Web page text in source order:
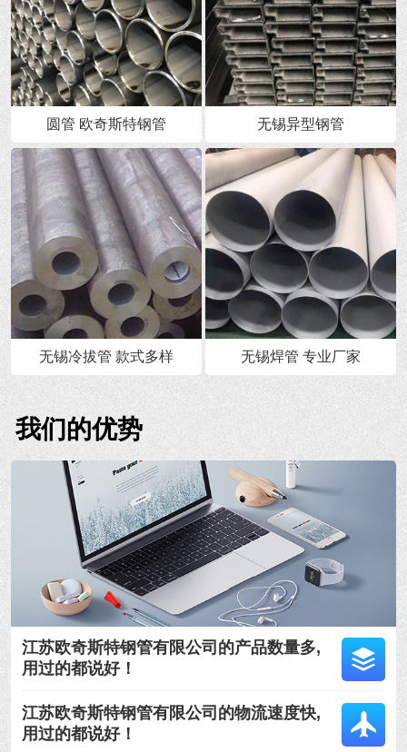
圆管 欧奇斯特钢管 无锡异型钢管
无锡冷拔管 款式多样 无锡焊管 专业厂家
我们的优势
江苏欧奇斯特钢管有限公司的产品数量多,
用过的都说好！
江苏欧奇斯特钢管有限公司的物流速度快,
用过的都说好！